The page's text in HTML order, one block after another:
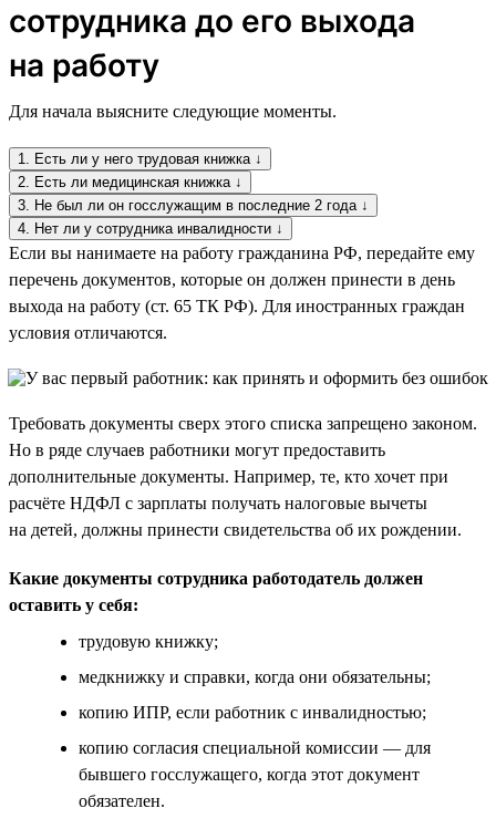
сотрудника до его выхода
на работу
Для начала выясните следующие моменты.
1. Есть ли у него трудовая книжка ↓
2. Есть ли медицинская книжка ↓
3. Не был ли он госслужащим в последние 2 года ↓
4. Нет ли у сотрудника инвалидности ↓
Если вы нанимаете на работу гражданина РФ, передайте ему
перечень документов, которые он должен принести в день
выхода на работу (ст. 65 ТК РФ). Для иностранных граждан
условия отличаются.
Требовать документы сверх этого списка запрещено законом.
Но в ряде случаев работники могут предоставить
дополнительные документы. Например, те, кто хочет при
расчёте НДФЛ с зарплаты получать налоговые вычеты
на детей, должны принести свидетельства об их рождении.
Какие документы сотрудника работодатель должен
оставить у себя:
трудовую книжку;
медкнижку и справки, когда они обязательны;
копию ИПР, если работник с инвалидностью;
копию согласия специальной комиссии — для
бывшего госслужащего, когда этот документ
обязателен.